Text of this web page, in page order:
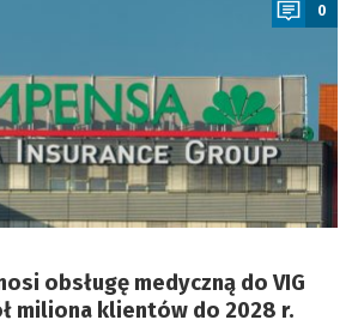
0
obsługę medyczną do VIG
miliona klientów do 2028 r.